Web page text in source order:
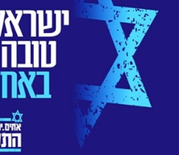
שריפת מבנה סמוך לאזור התעשייה
נחל כזיב: נערה משלומי אבדה הכרה
כפר ורדים: המצא מנוחה נכונה
הכפר-בוס לאן